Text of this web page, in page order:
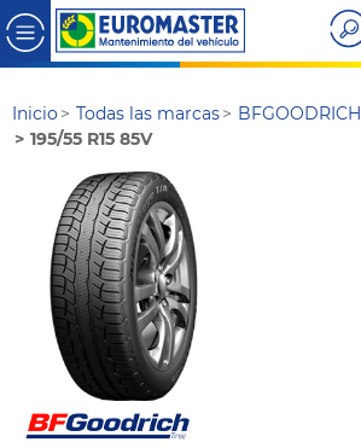
Inicio Todas las marcas BFGOODRICH
195/55 R15 85V